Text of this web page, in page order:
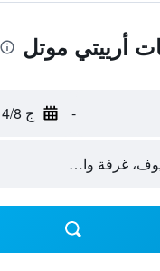
أرييتي موتل
- ج 14/8